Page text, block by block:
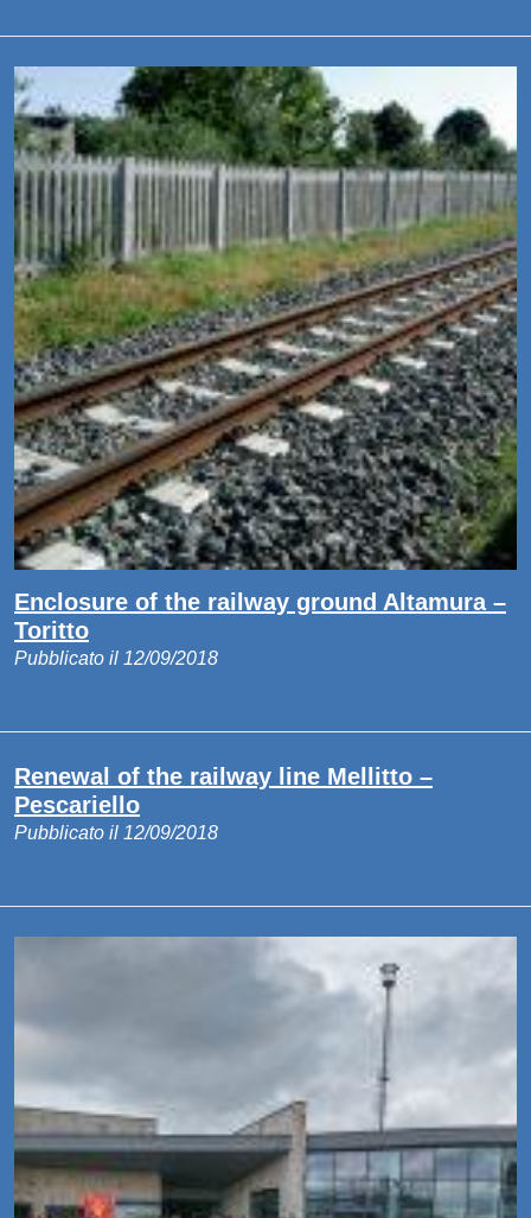
Enclosure of the railway ground Altamura –
Toritto
Pubblicato il 12/09/2018
Renewal of the railway line Mellitto –
Pescariello
Pubblicato il 12/09/2018